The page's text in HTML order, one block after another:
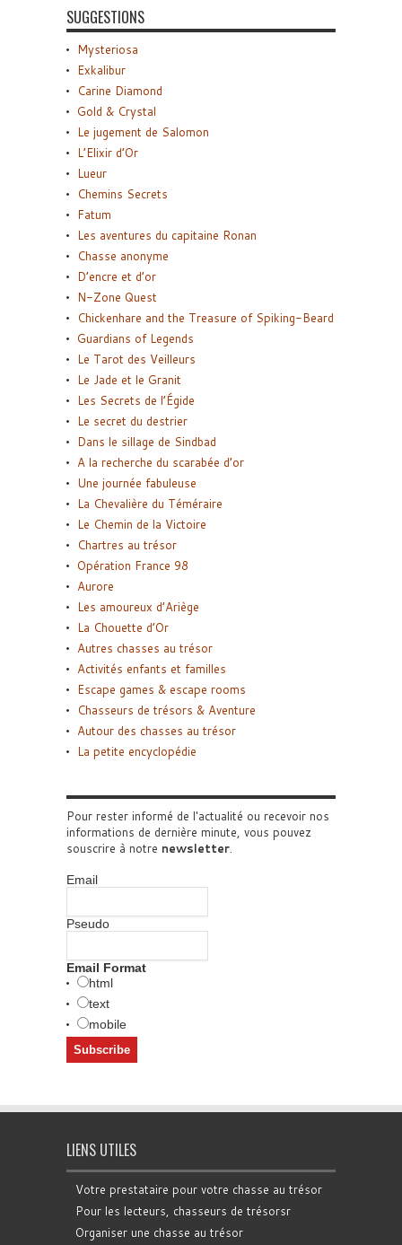
SUGGESTIONS
Mysteriosa
Exkalibur
Carine Diamond
Gold & Crystal
Le jugement de Salomon
L’Elixir d’Or
Lueur
Chemins Secrets
Fatum
Les aventures du capitaine Ronan
Chasse anonyme
D’encre et d’or
N-Zone Quest
Chickenhare and the Treasure of Spiking-Beard
Guardians of Legends
Le Tarot des Veilleurs
Le Jade et le Granit
Les Secrets de l’Égide
Le secret du destrier
Dans le sillage de Sindbad
A la recherche du scarabée d’or
Une journée fabuleuse
La Chevalière du Téméraire
Le Chemin de la Victoire
Chartres au trésor
Opération France 98
Aurore
Les amoureux d’Ariège
La Chouette d’Or
Autres chasses au trésor
Activités enfants et familles
Escape games & escape rooms
Chasseurs de trésors & Aventure
Autour des chasses au trésor
La petite encyclopédie
Pour rester informé de l'actualité ou recevoir nos
informations de dernière minute, vous pouvez
souscrire à notre newsletter.
Email
Pseudo
Email Format
html
text
mobile
LIENS UTILES
Votre prestataire pour votre chasse au trésor
Pour les lecteurs, chasseurs de trésorsr
Organiser une chasse au trésor